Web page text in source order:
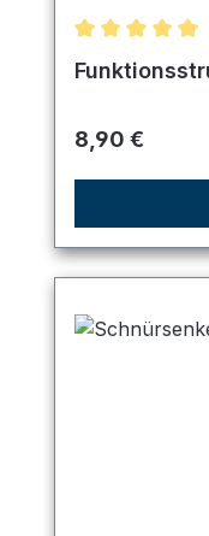
Regulärer
8,90 €